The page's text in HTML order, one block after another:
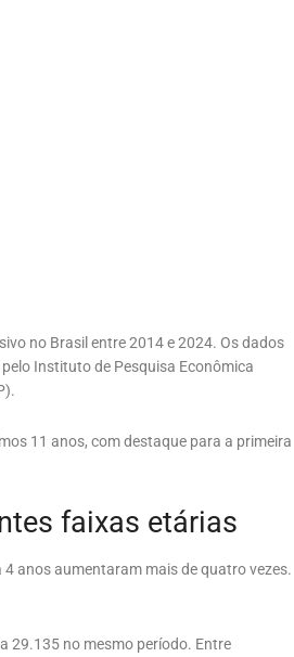
no Brasil entre 2014 e 2024. Os dados
Instituto de Pesquisa Econômica
11 anos, com destaque para a primeira
faixas etárias
anos aumentaram mais de quatro vezes.
29.135 no mesmo período. Entre